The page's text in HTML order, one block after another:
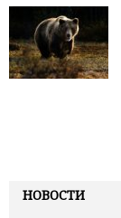
НОВОСТИ